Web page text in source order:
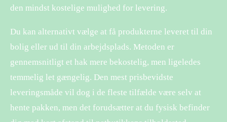
den mindst kostelige mulighed for levering.
Du kan alternativt vælge at få produkterne leveret til din
bolig eller ud til din arbejdsplads. Metoden er
gennemsnitligt et hak mere bekostelig, men ligeledes
temmelig let gængelig. Den mest prisbevidste
leveringsmåde vil dog i de fleste tilfælde være selv at
hente pakken, men det forudsætter at du fysisk befinder